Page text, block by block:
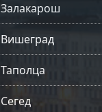
Залакарош
Вишеград
Таполца
Сегед